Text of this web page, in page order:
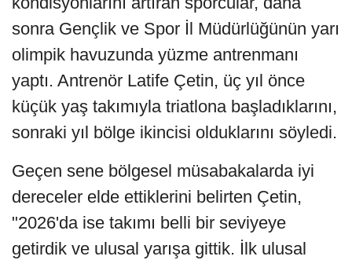
sonra Gençlik ve Spor İl Müdürlüğünün yarı
olimpik havuzunda yüzme antrenmanı
yaptı. Antrenör Latife Çetin, üç yıl önce
küçük yaş takımıyla triatlona başladıklarını,
sonraki yıl bölge ikincisi olduklarını söyledi.
Geçen sene bölgesel müsabakalarda iyi
dereceler elde ettiklerini belirten Çetin,
"2026'da ise takımı belli bir seviyeye
getirdik ve ulusal yarışa gittik. İlk ulusal